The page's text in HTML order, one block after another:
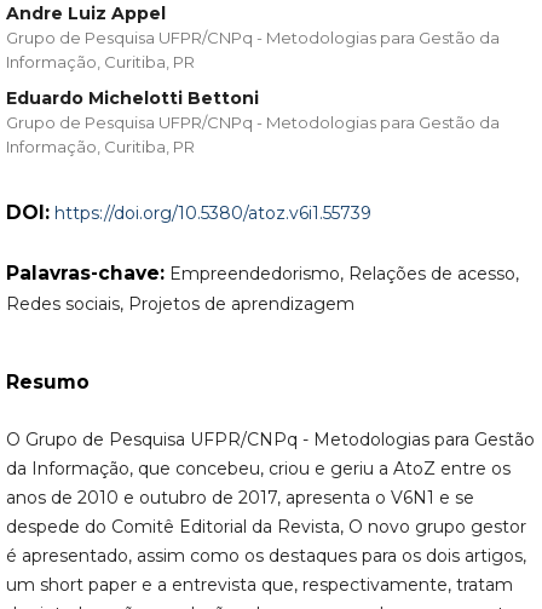
Andre Luiz Appel
Grupo de Pesquisa UFPR/CNPq - Metodologias para Gestão da
Informação, Curitiba, PR
Eduardo Michelotti Bettoni
Grupo de Pesquisa UFPR/CNPq - Metodologias para Gestão da
Informação, Curitiba, PR
DOI: https://doi.org/10.5380/atoz.v6i1.55739
Palavras-chave: Empreendedorismo, Relações de acesso,
Redes sociais, Projetos de aprendizagem
Resumo
O Grupo de Pesquisa UFPR/CNPq - Metodologias para Gestão
da Informação, que concebeu, criou e geriu a AtoZ entre os
anos de 2010 e outubro de 2017, apresenta o V6N1 e se
despede do Comitê Editorial da Revista, O novo grupo gestor
é apresentado, assim como os destaques para os dois artigos,
um short paper e a entrevista que, respectivamente, tratam